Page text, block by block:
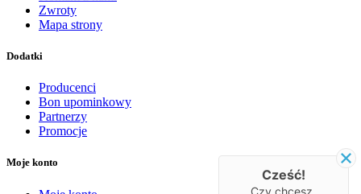
Zwroty
Mapa strony
Dodatki
Producenci
Bon upominkowy
Partnerzy
Promocje
Moje konto
Cześć!
Czy chcesz,